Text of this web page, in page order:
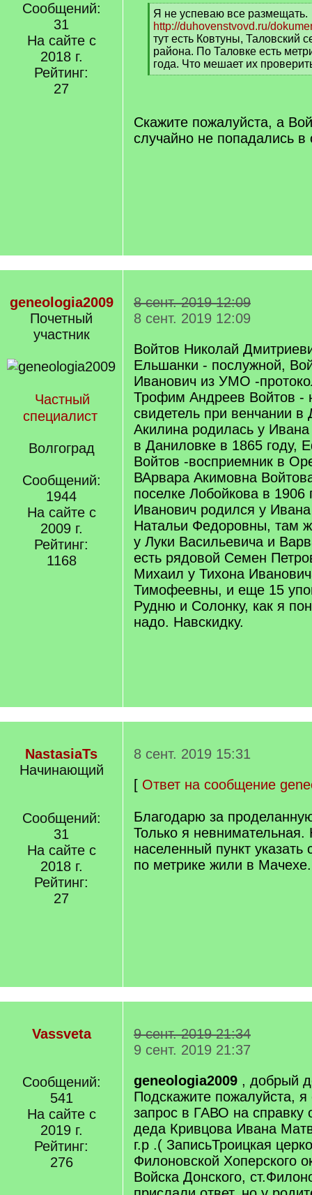
Сообщений:
31
На сайте с
2018 г.
Рейтинг:
27
[
q
]
Я не успеваю все размещать.
http://duhovenstvovd.ru/
тут есть Ковтуны, Таловский
района. По Таловке есть
года. Что мешает их
[
Скажите пожалуйста, а
случайно не попадались в
geneologia2009
Почетный
учаcтник
Частный
специалист
Волгоград
Сообщений:
1944
На сайте с
2009 г.
Рейтинг:
1168
8 сент. 2019 12:09
8 сент. 2019 12:09
Войтов Николай
Ельшанки - послужной,
Иванович из УМО -
Трофим Андреев Войтов -
свидетель при венчании в
Акилина родилась у
в Даниловке в 1865 году,
Войтов -восприемник в
ВАрвара Акимовна
поселке Лобойкова в
Иванович родился у
Натальи Федоровны, там
у Луки Васильевича и
есть рядовой Семен
Михаил у Тихона
Тимофеевны, и еще 15
Рудню и Солонку, как я
надо. Навскидку.
NastasiaTs
Начинающий
Сообщений:
31
На сайте с
2018 г.
Рейтинг:
27
8 сент. 2019 15:31
[ Ответ на сообщение
Благодарю за
Только я
населенный пункт указать
по метрике жили в Мачехе.
Vassveta
Сообщений:
541
На сайте с
2019 г.
Рейтинг:
276
9 сент. 2019 21:34
9 сент. 2019 21:37
geneologia2009 , добрый
Подскажите пожалуйста, я
запрос в ГАВО на справку
деда Кривцова Ивана
г.р .( ЗаписьТроицкая
Филоновской Хоперского
Войска Донского,